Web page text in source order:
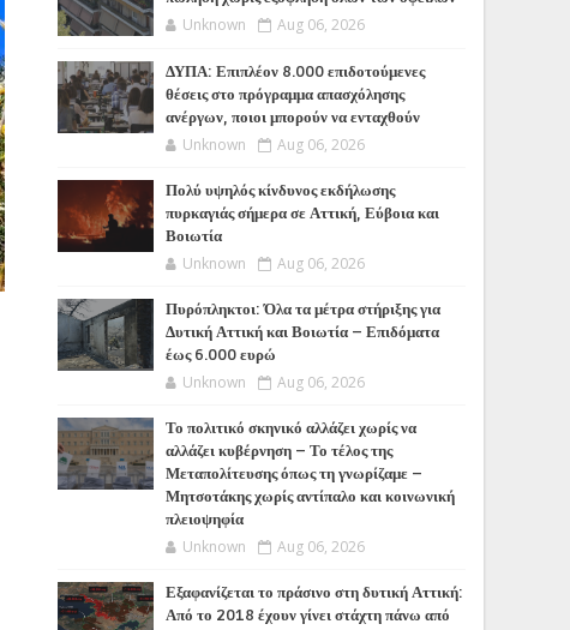
Unknown Aug 06, 2026
ΔΥΠΑ: Επιπλέον 8.000 επιδοτούμενες
θέσεις στο πρόγραμμα απασχόλησης
ανέργων, ποιοι μπορούν να ενταχθούν
Unknown Aug 06, 2026
Πολύ υψηλός κίνδυνος εκδήλωσης
πυρκαγιάς σήμερα σε Αττική, Εύβοια και
Βοιωτία
Unknown Aug 06, 2026
Πυρόπληκτοι: Όλα τα μέτρα στήριξης για
Δυτική Αττική και Βοιωτία – Επιδόματα
έως 6.000 ευρώ
Unknown Aug 06, 2026
Το πολιτικό σκηνικό αλλάζει χωρίς να
αλλάζει κυβέρνηση – Το τέλος της
Μεταπολίτευσης όπως τη γνωρίζαμε –
Μητσοτάκης χωρίς αντίπαλο και κοινωνική
πλειοψηφία
Unknown Aug 06, 2026
Εξαφανίζεται το πράσινο στη δυτική Αττική:
Από το 2018 έχουν γίνει στάχτη πάνω από